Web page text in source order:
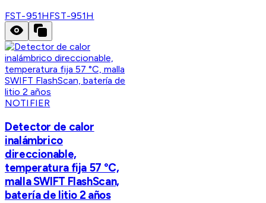
FST-951HFST-951H
NOTIFIER
Detector de calor
inalámbrico
direccionable,
temperatura fija 57 °C,
malla SWIFT FlashScan,
batería de litio 2 años